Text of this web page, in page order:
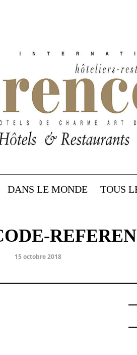
DANS LE MONDE TOUS
15 octobre 2018